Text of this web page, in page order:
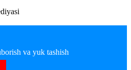
va yuk tashish